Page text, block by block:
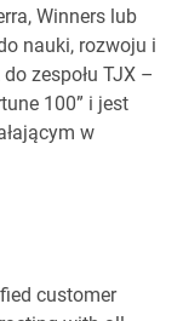
Winners lub
nauki, rozwoju i
zespołu TJX –
100” i jest
w
customer